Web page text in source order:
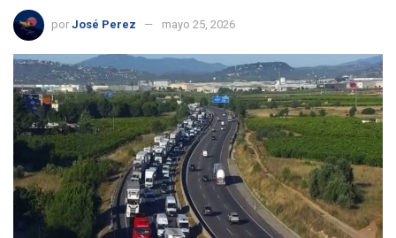
por José Perez mayo 25, 2026